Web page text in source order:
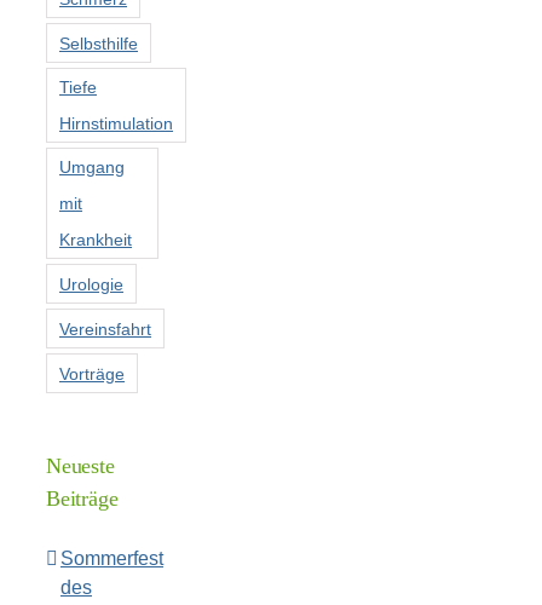
Selbsthilfe
Tiefe
Hirnstimulation
Umgang
mit
Krankheit
Urologie
Vereinsfahrt
Vorträge
Neueste
Beiträge
Sommerfest
des